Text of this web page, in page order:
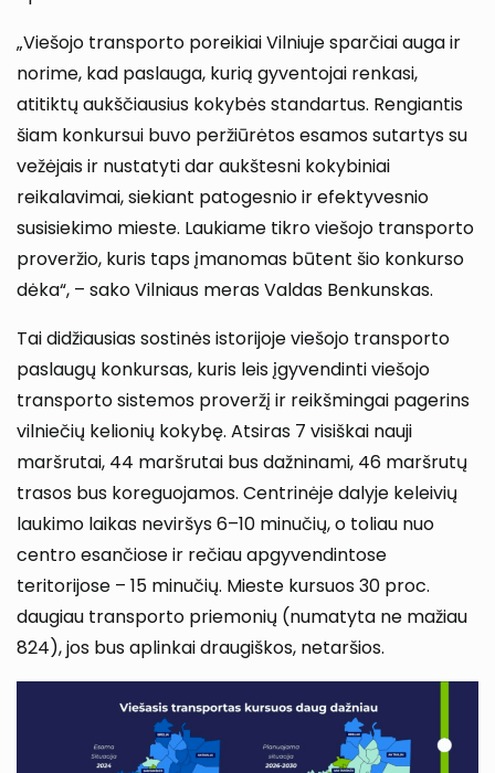
„Viešojo transporto poreikiai Vilniuje sparčiai auga ir
norime, kad paslauga, kurią gyventojai renkasi,
atitiktų aukščiausius kokybės standartus. Rengiantis
šiam konkursui buvo peržiūrėtos esamos sutartys su
vežėjais ir nustatyti dar aukštesni kokybiniai
reikalavimai, siekiant patogesnio ir efektyvesnio
susisiekimo mieste. Laukiame tikro viešojo transporto
proveržio, kuris taps įmanomas būtent šio konkurso
dėka“, – sako Vilniaus meras Valdas Benkunskas.
Tai didžiausias sostinės istorijoje viešojo transporto
paslaugų konkursas, kuris leis įgyvendinti viešojo
transporto sistemos proveržį ir reikšmingai pagerins
vilniečių kelionių kokybę. Atsiras 7 visiškai nauji
maršrutai, 44 maršrutai bus dažninami, 46 maršrutų
trasos bus koreguojamos. Centrinėje dalyje keleivių
laukimo laikas neviršys 6–10 minučių, o toliau nuo
centro esančiose ir rečiau apgyvendintose
teritorijose – 15 minučių. Mieste kursuos 30 proc.
daugiau transporto priemonių (numatyta ne mažiau
824), jos bus aplinkai draugiškos, netaršios.